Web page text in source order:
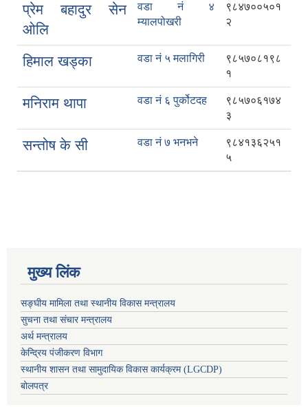
प्रेम बहादुर सेन
ओलि
वडा नं ४
म्यालपोखरी
९८४७००५०१
२
हिमाल खड्का वडा नं ५ मलागिरी
९८५७०८१९८
१
मनिराम थापा वडा नं ६ पुर्कोटदह
९८५७०६१७४
३
सन्तोष के सी वडा नं ७ भनभने
९८४१३६२५१
५
मुख्य लिंक
सङ्घीय मामिला तथा स्थानीय विकास मन्त्रालय
सुचना तथा संचार मन्त्रालय
अर्थ मन्त्रालय
केन्द्रिय पंजीकरण विभाग
स्थानीय शासन तथा सामुदायिक विकास कार्यक्रम (LGCDP)
बोलपत्र